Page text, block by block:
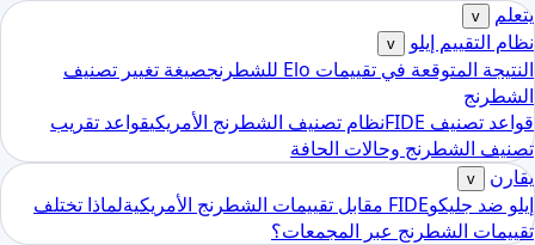
يتعلم
v
نظام التقييم إيلو v
النتيجة المتوقعة في تقييمات Elo للشطرنج
صيغة تغيير تصنيف
الشطرنج
قواعد تصنيف FIDE
نظام تصنيف الشطرنج الأمريكيقواعد تقريب
تصنيف الشطرنج وحالات الحافة
يقارن
v
إيلو ضد جليكوFIDE مقابل تقييمات الشطرنج الأمريكية
لماذا تختلف
تقييمات الشطرنج عبر المجمعات؟